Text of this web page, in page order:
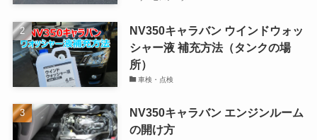
NV350キャラバン ウインドウォッ
シャー液 補充方法（タンクの場
所）
車検・点検
NV350キャラバン エンジンルーム
の開け方